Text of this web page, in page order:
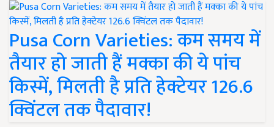
Pusa Corn Varieties: कम समय में
तैयार हो जाती हैं मक्का की ये पांच
किस्में, मिलती है प्रति हेक्टेयर 126.6
क्विंटल तक पैदावार!